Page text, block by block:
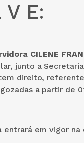
V E:
CILENE
junto a
direito,
a partir de
entrará em vigor na